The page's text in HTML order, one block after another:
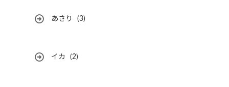
あさり (3)
イカ (2)